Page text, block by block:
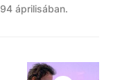
áprilisában.